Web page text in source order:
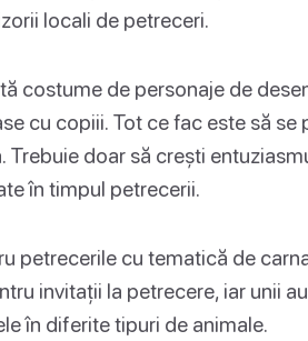
locali de petreceri.
costume de personaje de
cu copiii. Tot ce fac este să se
doar să crești
în timpul petrecerii.
petrecerile cu tematică de
invitații la petrecere, iar unii
în diferite tipuri de animale.